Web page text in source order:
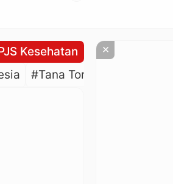
Kesehatan BPJS
#Tana Toraja Culture
×